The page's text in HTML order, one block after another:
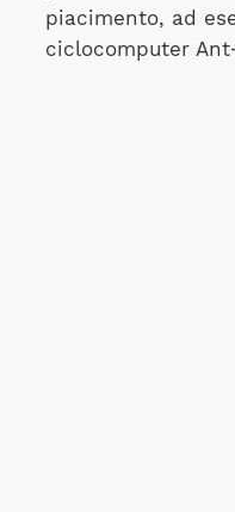
piacimento, ad
ciclocomputer